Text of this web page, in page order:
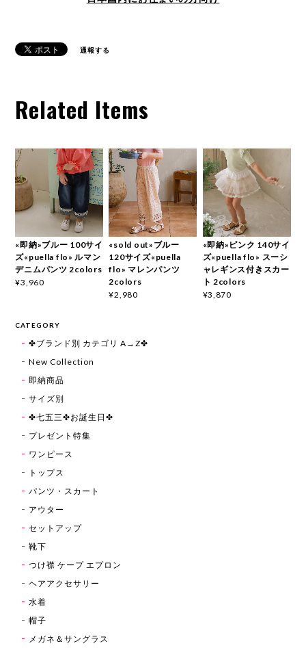
通報する
Related Items
«即納»ブルー 100サイ
ズ«puella flo» ルマン
デニムパンツ 2colors
¥3,960
«sold out»ブルー
120サイズ«puella
flo» マレンパンツ
2colors
¥2,980
«即納»ピンク 140サイ
ズ«puella flo» スーシ
ャレギンス付きスカー
ト 2colors
¥3,870
CATEGORY
✤ブランド別 カテゴリ A→Z✤
New Collection
即納商品
サイズ別
✤七五三✤お誕生日✤
プレゼント特集
ワンピース
トップス
パンツ・スカート
アウター
セットアップ
靴下
つけ襟 ケープ エプロン
ヘアアクセサリー
水着
帽子
メガネ＆サングラス